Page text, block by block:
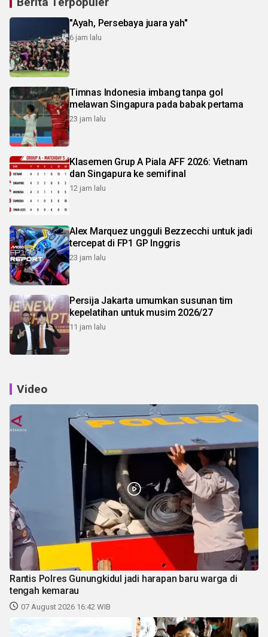
"Ayah, Persebaya juara yah"
6 jam lalu
Timnas Indonesia imbang tanpa gol
melawan Singapura pada babak pertama
23 jam lalu
Klasemen Grup A Piala AFF 2026: Vietnam
dan Singapura ke semifinal
12 jam lalu
Alex Marquez ungguli Bezzecchi untuk jadi
tercepat di FP1 GP Inggris
23 jam lalu
Persija Jakarta umumkan susunan tim
kepelatihan untuk musim 2026/27
11 jam lalu
Video
Rantis Polres Gunungkidul jadi harapan baru warga di
tengah kemarau
07 August 2026 16:42 WIB